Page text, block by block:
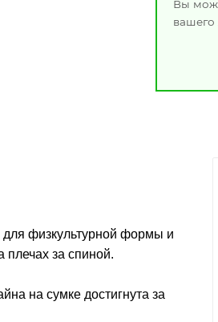
Вы
вашего
для физкультурной формы и
за спиной.
на сумке достигнута за